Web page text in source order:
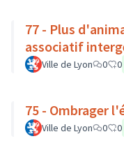
77 - Plus
associatif
Ville de Lyon 0 0
75 - Ombrager
Ville de Lyon 0 0